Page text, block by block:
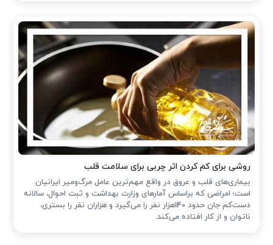
روشی برای کم کردن اثر چربی برای سلامت قلب
بیماری‌های قلب و عروق در واقع مهم‌ترین عامل مرگ‌ومیر ایرانیان
است؛ امراضی که براساس آمارهای وزارت بهداشت و ثبت احوال، سالانه
دست‌کم جان حدود 140هزار نفر را می‌گیرد و هزاران نفر را بستری،
ناتوان و از کار افتاده می‌کند.